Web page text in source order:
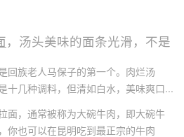
，汤头美味的面条光滑，不是
回族老人马保子的第一个。肉烂汤
十几种调料，但清如白水，美味爽口...
面，通常被称为大碗牛肉，即大碗牛
你也可以在昆明吃到最正宗的牛肉